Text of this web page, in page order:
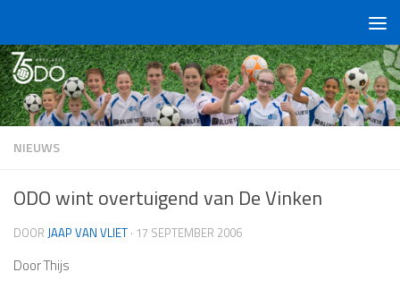
NIEUWS
ODO wint overtuigend van De Vinken
DOOR JAAP VAN VLIET · 17 SEPTEMBER 2006
Door Thijs